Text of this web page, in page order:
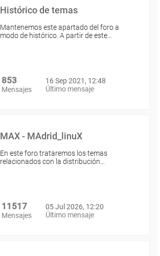
Histórico de temas
Mantenemos este apartado del foro a
modo de histórico. A partir de este…
853
Mensajes
16 Sep 2021, 12:48
Último mensaje
MAX - MAdrid_linuX
En este foro trataremos los temas
relacionados con la distribución…
11517
Mensajes
05 Jul 2026, 12:20
Último mensaje